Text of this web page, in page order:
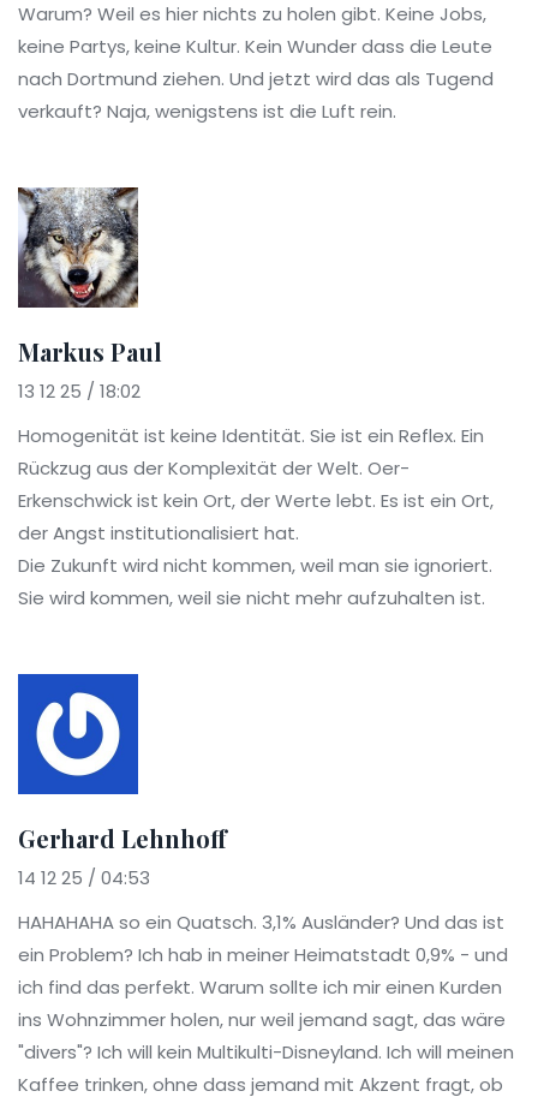
Warum? Weil es hier nichts zu holen gibt. Keine Jobs,
keine Partys, keine Kultur. Kein Wunder dass die Leute
nach Dortmund ziehen. Und jetzt wird das als Tugend
verkauft? Naja, wenigstens ist die Luft rein.
Markus Paul
13 12 25 / 18:02
Homogenität ist keine Identität. Sie ist ein Reflex. Ein
Rückzug aus der Komplexität der Welt. Oer-
Erkenschwick ist kein Ort, der Werte lebt. Es ist ein Ort,
der Angst institutionalisiert hat.
Die Zukunft wird nicht kommen, weil man sie ignoriert.
Sie wird kommen, weil sie nicht mehr aufzuhalten ist.
Gerhard Lehnhoff
14 12 25 / 04:53
HAHAHAHA so ein Quatsch. 3,1% Ausländer? Und das ist
ein Problem? Ich hab in meiner Heimatstadt 0,9% - und
ich find das perfekt. Warum sollte ich mir einen Kurden
ins Wohnzimmer holen, nur weil jemand sagt, das wäre
"divers"? Ich will kein Multikulti-Disneyland. Ich will meinen
Kaffee trinken, ohne dass jemand mit Akzent fragt, ob